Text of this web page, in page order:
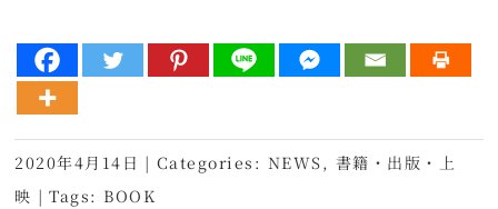
2020年4月14日 | Categories: NEWS, 書籍・出版・上
映 | Tags:BOOK